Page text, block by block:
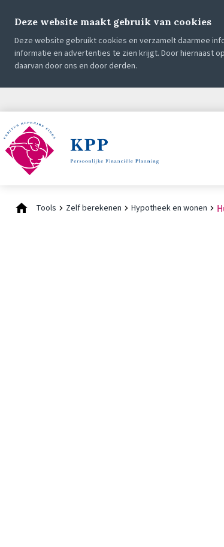
Deze website maakt gebruik van cookies
Deze website gebruikt cookies en verzamelt daarmee
informatie en advertenties te zien krijgt. Door hiernaast
daarvan door ons en door derden.
Tools Zelf berekenen Hypotheek en wonen